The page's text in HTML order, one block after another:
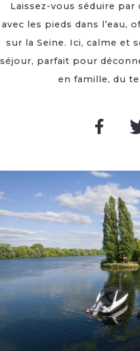
Laissez-vous séduire
avec les pieds dans l’eau,
sur la Seine. Ici, calme et
séjour, parfait pour
en famille, du